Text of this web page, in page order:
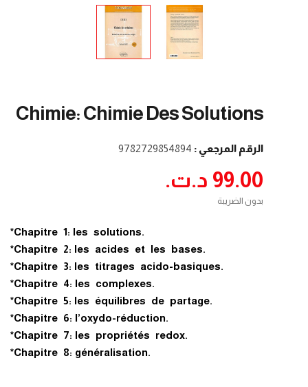
Chimie: Chimie Des Solutions
الرقم المرجعي : 9782729854894
99.00 د.ت.‏
بدون الضريبة
.Chapitre 1: les solutions*
.Chapitre 2: les acides et les bases*
.Chapitre 3: les titrages acido-basiques*
.Chapitre 4: les complexes*
.Chapitre 5: les équilibres de partage*
.Chapitre 6: l’oxydo-réduction*
.Chapitre 7: les propriétés redox*
.Chapitre 8: généralisation*